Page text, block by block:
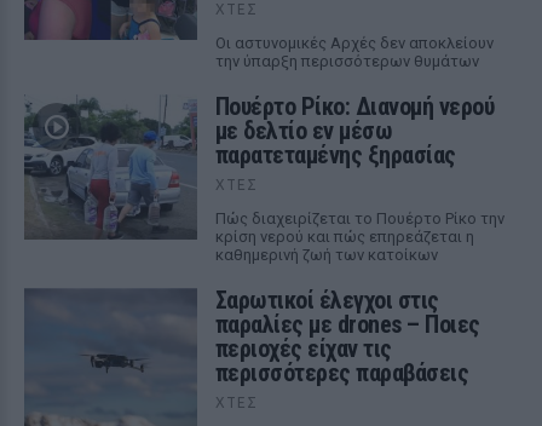
ΧΤΕΣ
Οι αστυνομικές Αρχές δεν αποκλείουν
την ύπαρξη περισσότερων θυμάτων
Πουέρτο Ρίκο: Διανομή νερού
με δελτίο εν μέσω
παρατεταμένης ξηρασίας
ΧΤΕΣ
Πώς διαχειρίζεται το Πουέρτο Ρίκο την
κρίση νερού και πώς επηρεάζεται η
καθημερινή ζωή των κατοίκων
Σαρωτικοί έλεγχοι στις
παραλίες με drones – Ποιες
περιοχές είχαν τις
περισσότερες παραβάσεις
ΧΤΕΣ